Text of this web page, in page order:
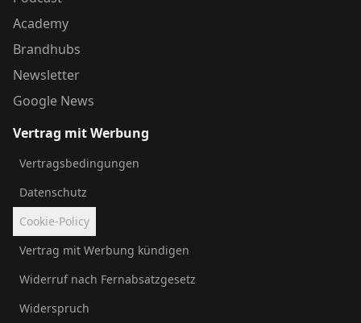
Academy
Brandhubs
Newsletter
Google News
Vertrag mit Werbung
Vertragsbedingungen
Datenschutz
Cookie-Policy
Vertrag mit Werbung kündigen
Widerruf nach Fernabsatzgesetz
Widerspruch